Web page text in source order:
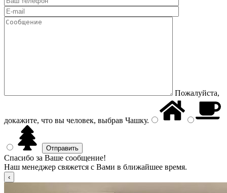
Пожалуйста,
докажите, что вы человек, выбрав Чашку.
Спасибо за Ваше сообщение!
Наш менеджер свяжется с Вами в ближайшее время.